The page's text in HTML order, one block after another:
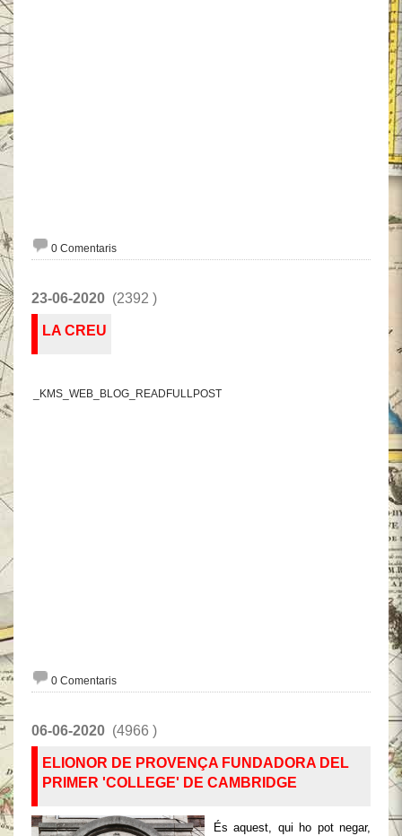
0 Comentaris
23-06-2020 (2392 )
LA CREU
_KMS_WEB_BLOG_READFULLPOST
0 Comentaris
06-06-2020 (4966 )
ELIONOR DE PROVENÇA FUNDADORA DEL
PRIMER 'COLLEGE' DE CAMBRIDGE
És aquest, qui ho pot negar,